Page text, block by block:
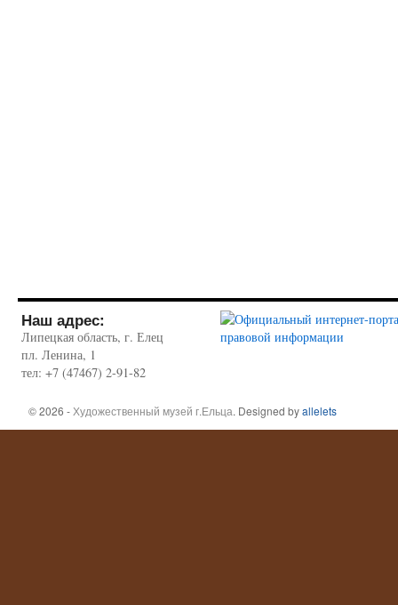
Наш адрес:
Липецкая область, г. Елец
пл. Ленина, 1
тел: +7 (47467) 2-91-82
© 2026 - Художественный музей г.Ельца. Designed byallelets